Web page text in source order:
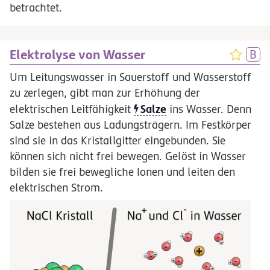
betrachtet.
Elektrolyse von Wasser
Um Leitungswasser in Sauerstoff und Wasserstoff
zu zerlegen, gibt man zur Erhöhung der
elektrischen Leitfähigkeit
Salze ins Wasser. Denn
Salze bestehen aus Ladungsträgern. Im Festkörper
sind sie in das Kristallgitter eingebunden. Sie
können sich nicht frei bewegen. Gelöst in Wasser
bilden sie frei bewegliche Ionen und leiten den
elektrischen Strom.